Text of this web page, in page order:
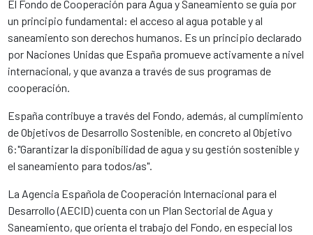
El Fondo de Cooperación para Agua y Saneamiento se guía por
un principio fundamental: el acceso al agua potable y al
saneamiento son derechos humanos. Es un principio declarado
por Naciones Unidas que España promueve activamente a nivel
internacional, y que avanza a través de sus programas de
cooperación.
España contribuye a través del Fondo, además, al cumplimiento
de Objetivos de Desarrollo Sostenible, en concreto al Objetivo
6:"Garantizar la disponibilidad de agua y su gestión sostenible y
el saneamiento para todos/as".
La Agencia Española de Cooperación Internacional para el
Desarrollo (AECID) cuenta con un Plan Sectorial de Agua y
Saneamiento, que orienta el trabajo del Fondo, en especial los